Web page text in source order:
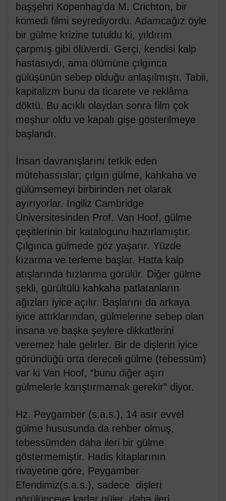
başşehri Kopenhag’da M. Crichton, bir
komedi filmi seyrediyordu. Adamcağız öyle
bir gülme krizine tutuldu ki, yıldırım
çarpmış gibi ölüverdi. Gerçi, kendisi kalp
hastasıydı, ama ölümüne çılgınca
gülüşünün sebep olduğu anlaşılmıştı. Tabii,
kapitalizm bunu da ticarete ve reklâma
döktü. Bu acıklı olaydan sonra film çok
meşhur oldu ve kapalı gişe gösterilmeye
başlandı.
İnsan davranışlarını tetkik eden
mütehassıslar; çılgın gülme, kahkaha ve
gülümsemeyi birbirinden net olarak
ayırıyorlar. İngiliz Cambridge
Üniversitesinden Prof. Van Hoof, gülme
çeşitlerinin bir katalogunu hazırlamıştır.
Çılgınca gülmede göz yaşarır. Yüzde
kızarma ve terleme başlar. Hatta kalp
atışlarında hızlanma görülür. Diğer gülme
şekli, gürültülü kahkaha patlatanların
ağızları iyice açılır. Başlarını da arkaya
iyice attıklarından, gülmelerine sebep olan
insana ve başka şeylere dikkatlerini
veremez hale gelirler. Bir de dişlerin iyice
göründüğü orta dereceli gülme (tebessüm)
var ki Van Hoof, “bunu diğer aşırı
gülmelerle karıştırmamak gerekir” diyor.
Hz. Peygamber (s.a.s.), 14 asır evvel
gülme hususunda da rehber olmuş,
tebessümden daha ileri bir gülme
göstermemiştir. Hadis kitaplarının
rivayetine göre, Peygamber
Efendimiz(s.a.s.), sadece dişleri